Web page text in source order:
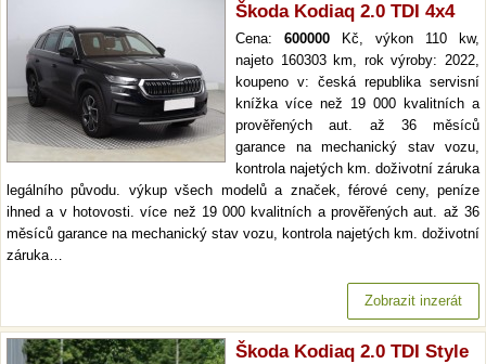
Škoda Kodiaq 2.0 TDI 4x4
Cena: 600000 Kč, výkon 110 kw,
najeto 160303 km, rok výroby: 2022,
koupeno v: česká republika servisní
knížka více než 19 000 kvalitních a
prověřených aut. až 36 měsíců
garance na mechanický stav vozu,
kontrola najetých km. doživotní záruka
legálního původu. výkup všech modelů a značek, férové ceny, peníze
ihned a v hotovosti. více než 19 000 kvalitních a prověřených aut. až 36
měsíců garance na mechanický stav vozu, kontrola najetých km. doživotní
záruka…
Zobrazit inzerát
Škoda Kodiaq 2.0 TDI Style